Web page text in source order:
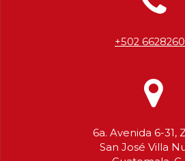
+502
6a. Avenida 6-31,
San José Villa